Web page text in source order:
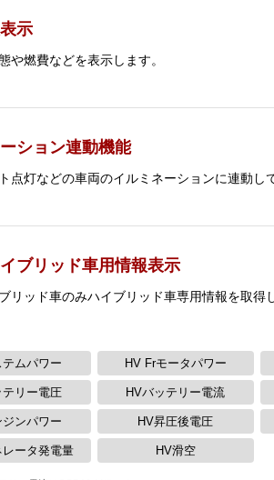
示
や燃費などを表示します。
ション連動機能
点灯などの車両のイルミネーションに連動し
イブリッド車用情報表示
リッド車のみハイブリッド車専用情報を取得
テムパワー HV Frモータパワー
テリー電圧 HVバッテリー電流
ジンパワー HV昇圧後電圧
レータ発電量 HV滑空